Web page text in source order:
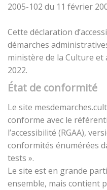
2005-102 du 11 février
Cette déclaration
démarches
ministère de la Culture et
2022.
État de conformité
Le site
conforme avec le
l’accessibilité (RGAA),
conformités énumérées
tests ».
Le site est en grande
ensemble, mais contient